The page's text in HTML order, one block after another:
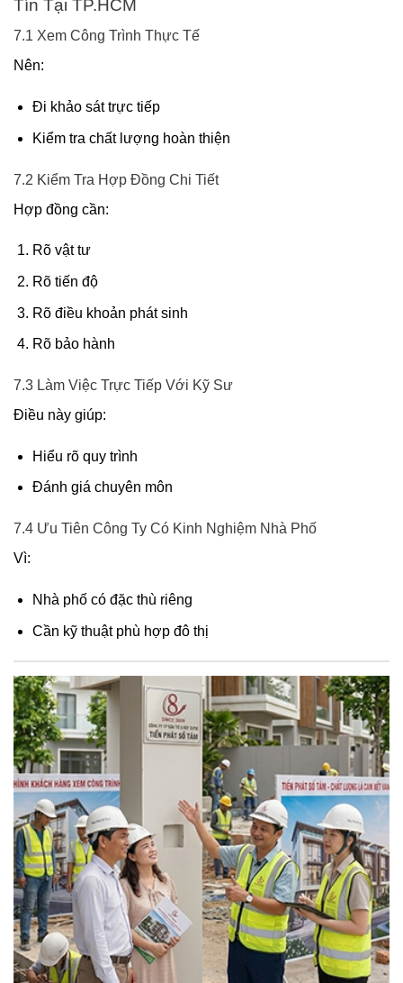
Tín Tại TP.HCM
7.1 Xem Công Trình Thực Tế
Nên:
Đi khảo sát trực tiếp
Kiểm tra chất lượng hoàn thiện
7.2 Kiểm Tra Hợp Đồng Chi Tiết
Hợp đồng cần:
Rõ vật tư
Rõ tiến độ
Rõ điều khoản phát sinh
Rõ bảo hành
7.3 Làm Việc Trực Tiếp Với Kỹ Sư
Điều này giúp:
Hiểu rõ quy trình
Đánh giá chuyên môn
7.4 Ưu Tiên Công Ty Có Kinh Nghiệm Nhà Phố
Vì:
Nhà phố có đặc thù riêng
Cần kỹ thuật phù hợp đô thị